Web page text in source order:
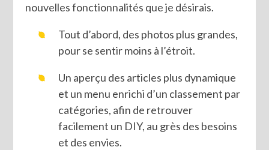
nouvelles fonctionnalités que je désirais.
Tout d’abord, des photos plus grandes,
pour se sentir moins à l’étroit.
Un aperçu des articles plus dynamique
et un menu enrichi d’un classement par
catégories, afin de retrouver
facilement un DIY, au grès des besoins
et des envies.